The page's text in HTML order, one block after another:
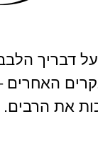
דבריך
את הרבים.